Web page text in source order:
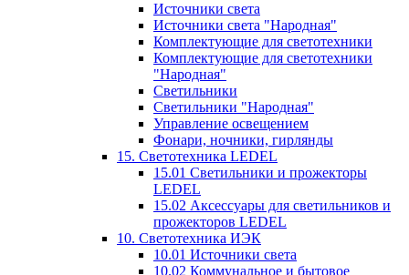
Источники света
Источники света "Народная"
Комплектующие для светотехники
Комплектующие для светотехники
"Народная"
Светильники
Светильники "Народная"
Управление освещением
Фонари, ночники, гирлянды
15. Светотехника LEDEL
15.01 Светильники и прожекторы
LEDEL
15.02 Аксессуары для светильников и
прожекторов LEDEL
10. Светотехника ИЭК
10.01 Источники света
10.02 Коммунальное и бытовое